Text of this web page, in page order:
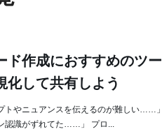
ド作成におすすめのツ
化して共有しよう
トやニュアンスを伝えるのが難しい……
認識がずれてた……」 プロ...